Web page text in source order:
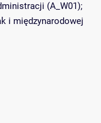
(A_W01);
i międzynarodowej